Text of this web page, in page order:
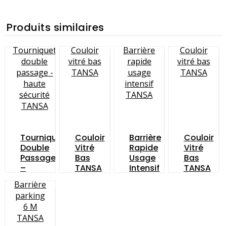
Produits similaires
Tourniquet
Double
Passage
–
Sécurité
TANSA
Couloir
Vitré
Bas
TANSA
Barrière
Rapide
Usage
Intensif
Couloir
Vitré
Bas
TANSA